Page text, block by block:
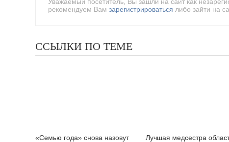
рекомендуем Вам зарегистрироваться либо зайти на
ССЫЛКИ ПО ТЕМЕ
«Семью года» снова назовут
Лучшая медсестра